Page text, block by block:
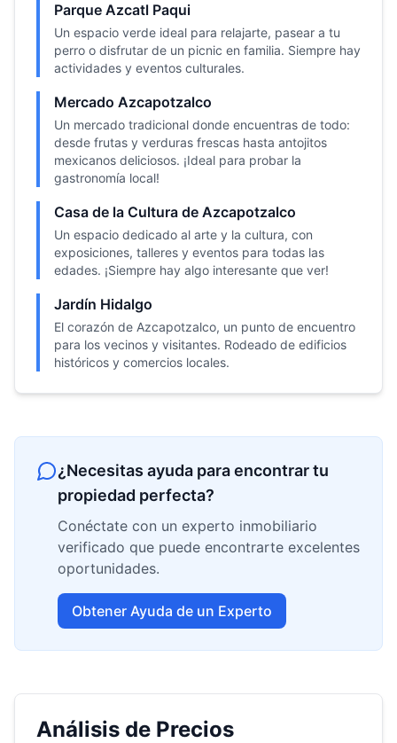
Parque Azcatl Paqui
Un espacio verde ideal para relajarte, pasear a tu
perro o disfrutar de un picnic en familia. Siempre hay
actividades y eventos culturales.
Mercado Azcapotzalco
Un mercado tradicional donde encuentras de todo:
desde frutas y verduras frescas hasta antojitos
mexicanos deliciosos. ¡Ideal para probar la
gastronomía local!
Casa de la Cultura de Azcapotzalco
Un espacio dedicado al arte y la cultura, con
exposiciones, talleres y eventos para todas las
edades. ¡Siempre hay algo interesante que ver!
Jardín Hidalgo
El corazón de Azcapotzalco, un punto de encuentro
para los vecinos y visitantes. Rodeado de edificios
históricos y comercios locales.
¿Necesitas ayuda para encontrar tu
propiedad perfecta?
Conéctate con un experto inmobiliario
verificado que puede encontrarte excelentes
oportunidades.
Obtener Ayuda de un Experto
Análisis de Precios